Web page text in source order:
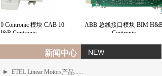
模块 CAB 10
Contronic
ABB 总线接口模块 BIM H&B
Contronic
新闻中心 NEW
ETEL Linear Motors产品......